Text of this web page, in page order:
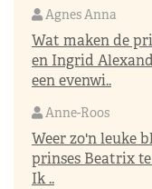
Agnes Anna
Wat maken de
en Ingrid
een evenwi..
Anne-Roos
Weer zo'n leuke
prinses Beatrix
Ik ..